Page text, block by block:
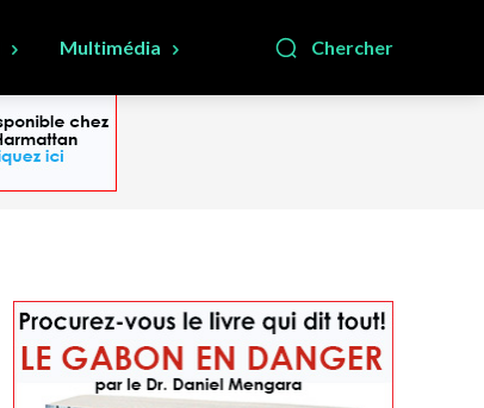
Chercher
Multimédia